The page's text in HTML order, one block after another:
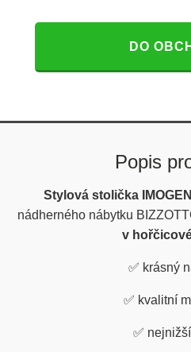
DO
Popis
Stylová stolička IMOGEN
nádherného nábytku
v
✅ krásný
✅ kvalitní
✅